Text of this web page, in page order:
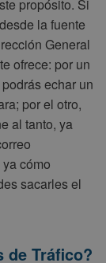
propósito. Si
la fuente
General
ofrece: por un
echar un
por el otro,
al tanto, ya
cómo
sacarles el
de Tráfico?